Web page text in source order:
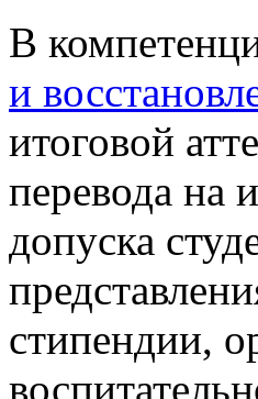
В
и
итоговой
перевода на
допуска
стипендии,